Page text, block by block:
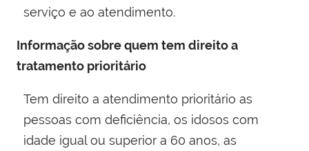
serviço e ao atendimento.
Informação sobre quem tem direito a
tratamento prioritário
Tem direito a atendimento prioritário as
pessoas com deficiência, os idosos com
idade igual ou superior a 60 anos, as